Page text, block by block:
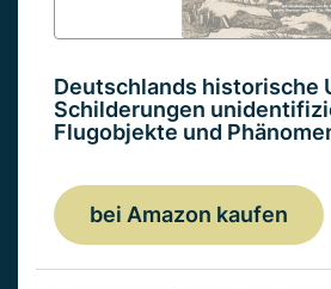
Deutschlands historische
Schilderungen
Flugobjekte und
bei Amazon kaufen